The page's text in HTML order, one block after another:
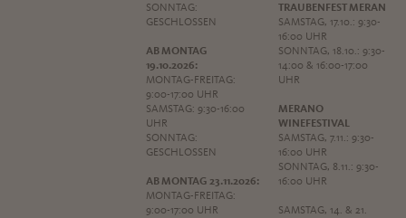
SONNTAG:
GESCHLOSSEN
AB MONTAG
19.10.2026:
MONTAG-FREITAG:
9:00-17:00 UHR
SAMSTAG: 9:30-16:00
UHR
SONNTAG:
GESCHLOSSEN
AB MONTAG 23.11.2026:
MONTAG-FREITAG:
9:00-17:00 UHR
TRAUBENFEST MERAN
SAMSTAG, 17.10.: 9:30-
16:00 UHR
SONNTAG, 18.10.: 9:30-
14:00 & 16:00-17:00
UHR
MERANO
WINEFESTIVAL
SAMSTAG, 7.11.: 9:30-
16:00 UHR
SONNTAG, 8.11.: 9:30-
16:00 UHR
SAMSTAG, 14. & 21.